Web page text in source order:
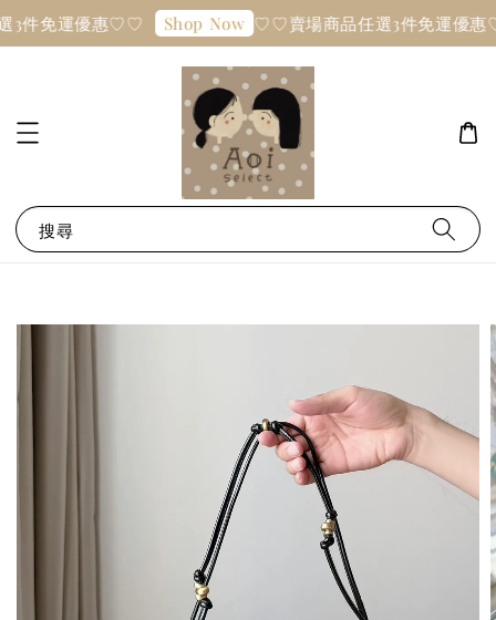
3件免運優惠♡♡ Shop Now ♡♡賣場商品任選3件免運優
搜尋